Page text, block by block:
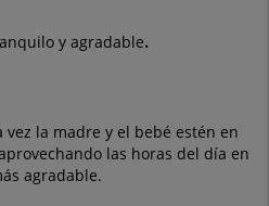
y agradable.
vez la madre y el bebé estén en
las horas del día en
agradable.